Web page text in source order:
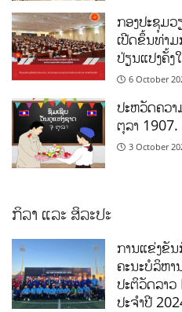
ກອງປະຊຸມວ
ເປີດຂຶ້ນທ່າມ
ປ່ຽນແປງຄັ້ງ
6 October
ປະຫວັດຄວ
ຕຸລາ 1907.
3 October
ກິລາ ແລະ ສິລະປະ
ການແຂ່ງຂັນ
ຄະນະບໍລິຫາ
ປະຕິວັດລາ
ປະຈຳປີ